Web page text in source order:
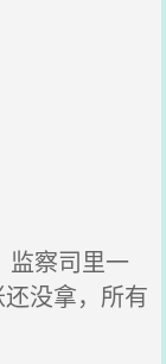
察司里一
没拿，所有